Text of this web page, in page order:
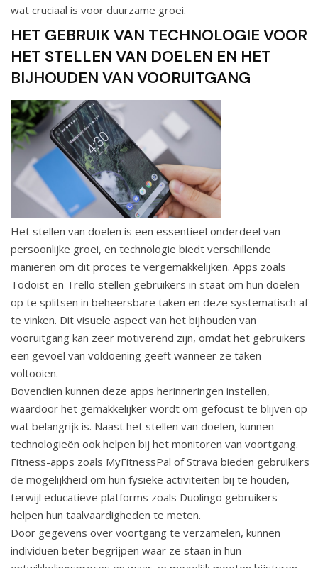
wat cruciaal is voor duurzame groei.
HET GEBRUIK VAN TECHNOLOGIE VOOR
HET STELLEN VAN DOELEN EN HET
BIJHOUDEN VAN VOORUITGANG
Het stellen van doelen is een essentieel onderdeel van
persoonlijke groei, en technologie biedt verschillende
manieren om dit proces te vergemakkelijken. Apps zoals
Todoist en Trello stellen gebruikers in staat om hun doelen
op te splitsen in beheersbare taken en deze systematisch af
te vinken. Dit visuele aspect van het bijhouden van
vooruitgang kan zeer motiverend zijn, omdat het gebruikers
een gevoel van voldoening geeft wanneer ze taken
voltooien.
Bovendien kunnen deze apps herinneringen instellen,
waardoor het gemakkelijker wordt om gefocust te blijven op
wat belangrijk is. Naast het stellen van doelen, kunnen
technologieën ook helpen bij het monitoren van voortgang.
Fitness-apps zoals MyFitnessPal of Strava bieden gebruikers
de mogelijkheid om hun fysieke activiteiten bij te houden,
terwijl educatieve platforms zoals Duolingo gebruikers
helpen hun taalvaardigheden te meten.
Door gegevens over voortgang te verzamelen, kunnen
individuen beter begrijpen waar ze staan in hun